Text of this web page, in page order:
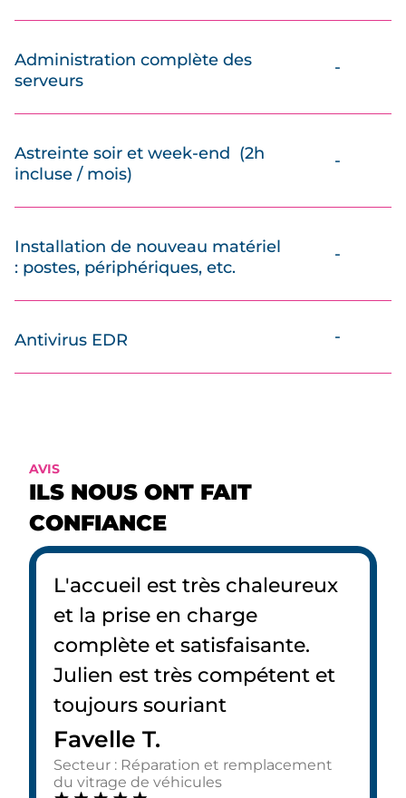
Administration complète des
serveurs
-
Astreinte soir et week-end (2h
incluse / mois)
-
Installation de nouveau matériel
: postes, périphériques, etc.
-
Antivirus EDR -
AVIS
ILS NOUS ONT FAIT
CONFIANCE
L'accueil est très chaleureux
et la prise en charge
complète et satisfaisante.
Julien est très compétent et
toujours souriant
Favelle T.
Secteur : Réparation et remplacement
du vitrage de véhicules